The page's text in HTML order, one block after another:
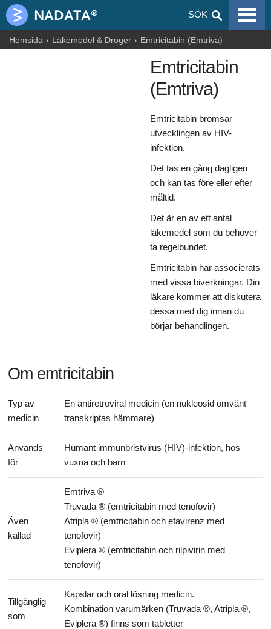
SÖK
VIRALA SJUKDOMAR
ALLERGIER
Hemsida Läkemedel & Droger Emtricitabin (Emtriva)
Emtricitabin
(Emtriva)
Emtricitabin bromsar
utvecklingen av HIV-
infektion.
Det tas en gång dagligen
och kan tas före eller efter
måltid.
Det är en av ett antal
läkemedel som du behöver
ta regelbundet.
Emtricitabin har associerats
med vissa biverkningar. Din
läkare kommer att diskutera
dessa med dig innan du
börjar behandlingen.
Om emtricitabin
Typ av
medicin
En antiretroviral medicin (en nukleosid omvänt
transkriptas hämmare)
Används
för
Humant immunbristvirus (HIV)-infektion, hos
vuxna och barn
Även
kallad
Emtriva ®
Truvada ® (emtricitabin med tenofovir)
Atripla ® (emtricitabin och efavirenz med
tenofovir)
Eviplera ® (emtricitabin och rilpivirin med
tenofovir)
Tillgänglig
som
Kapslar och oral lösning medicin.
Kombination varumärken (Truvada ®, Atripla ®,
Eviplera ®) finns som tabletter